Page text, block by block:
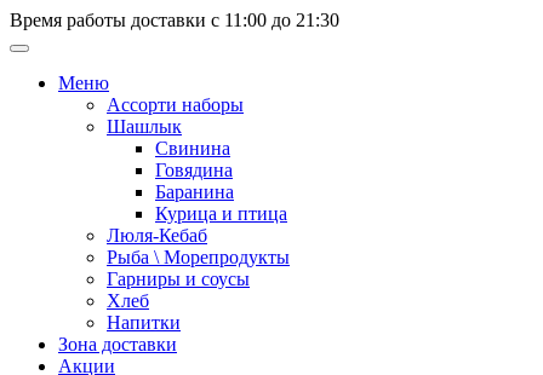
Время работы доставки с 11:00 до 21:30
Меню
Ассорти наборы
Шашлык
Свинина
Говядина
Баранина
Курица и птица
Люля-Кебаб
Рыба \ Морепродукты
Гарниры и соусы
Хлеб
Напитки
Зона доставки
Акции